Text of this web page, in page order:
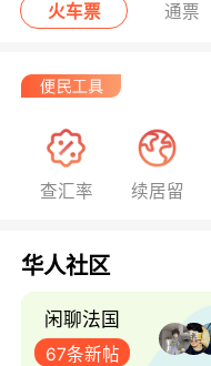
火车票 通票
查汇率 续居留
华人社区
闲聊法国
67条新帖